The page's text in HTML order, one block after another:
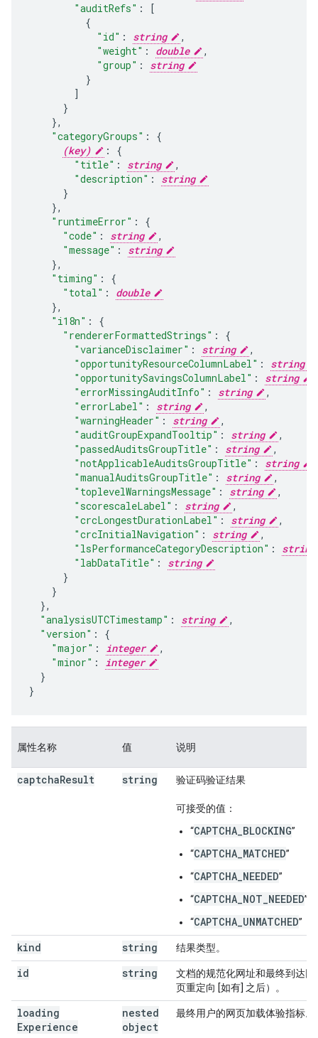
"auditRefs" :
[
"id" : string
,
"weight" : double
,
"group" :
string
]
},
"categoryGroups" :
(key)
:
"title" : string
,
"description" :
string
},
"runtimeError" :
"code" : string
,
"message" :
string
},
"timing" :
"total" :
double
},
"i18n" :
"rendererFormattedStrings" :
"varianceDisclaimer" : string
,
"opportunityResourceColumnLabel" :
string
"opportunitySavingsColumnLabel" : string
"errorMissingAuditInfo" : string
,
"errorLabel" : string
,
"warningHeader" : string
,
"auditGroupExpandTooltip" : string
,
"passedAuditsGroupTitle" : string
,
"notApplicableAuditsGroupTitle" : string
"manualAuditsGroupTitle" : string
,
"toplevelWarningsMessage" : string
,
"scorescaleLabel" : string
,
"crcLongestDurationLabel" : string
,
"crcInitialNavigation" : string
,
"lsPerformanceCategoryDescription" :
string
"labDataTitle" :
string
},
"analysisUTCTimestamp" : string
,
"version" :
"major" : integer
,
"minor" :
integer
}
}
属性名称 值 说明
captchaResult string 验证码验证结果
可接受的值：
“CAPTCHA_BLOCKING”
“CAPTCHA_MATCHED”
“CAPTCHA_NEEDED”
“CAPTCHA_NOT_NEEDED”
“CAPTCHA_UNMATCHED”
kind string 结果类型。
id string
文档的规范化网址和最终到达
页重定向 [如有] 之后）。
loading
Experience
nested
object
最终用户的网页加载体验指标。